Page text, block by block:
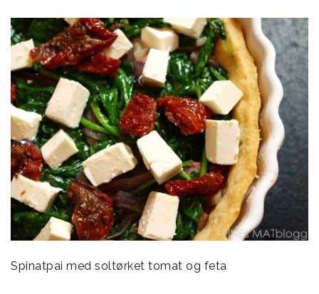
Spinatpai med soltørket tomat og feta